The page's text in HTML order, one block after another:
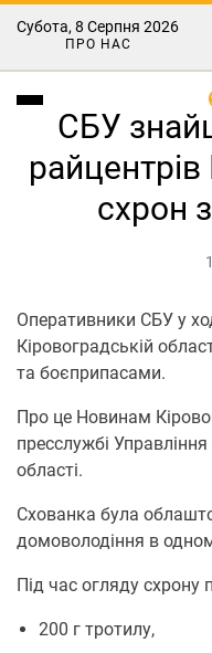
Субота, 8 Серпня 2026
ПРО НАС
СБУ
схрон
Оперативники СБУ у
Кіровоградській
та боєприпасами.
Про це Новинам
пресслужбі
області.
Схованка була
домоволодіння в
Під час огляду схрону
200 г тротилу,